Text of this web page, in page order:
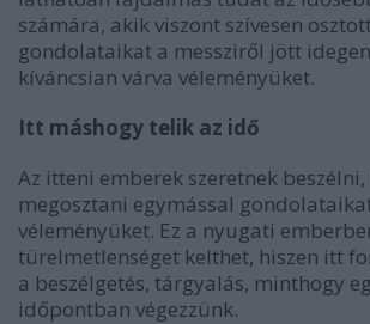
számára, akik viszont szívesen
gondolataikat a messziről jött
kíváncsian várva véleményüket.
Itt máshogy telik az idő
Az itteni emberek szeretnek
megosztani egymással
véleményüket. Ez a nyugati
türelmetlenséget kelthet, hiszen itt
a beszélgetés, tárgyalás, minthogy
időpontban végezzünk.